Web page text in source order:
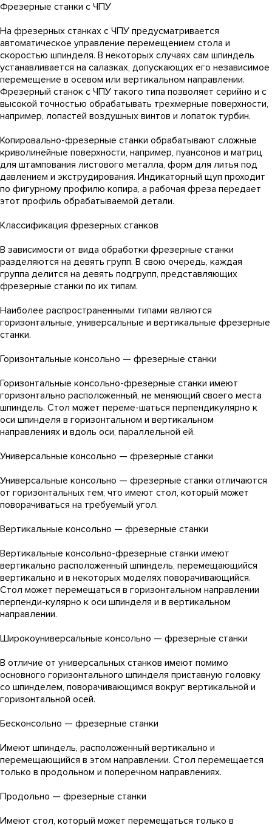
Фрезерные станки с ЧПУ
На фрезерных станках с ЧПУ предусматривается
автоматическое управление перемещением стола и
скоростью шпинделя. В некоторых случаях сам шпиндель
устанавливается на салазках, допускающих его независимое
перемещение в осевом или вертикальном направлении.
Фрезерный станок с ЧПУ такого типа позволяет серийно и с
высокой точностью обрабатывать трехмерные поверхности,
например, лопастей воздушных винтов и лопаток турбин.
Копировально-фрезерные станки обрабатывают сложные
криволинейные поверхности, например, пуансонов и матриц
для штампования листового металла, форм для литья под
давлением и экструдирования. Индикаторный щуп проходит
по фигурному профилю копира, а рабочая фреза передает
этот профиль обрабатываемой детали.
Классификация фрезерных станков
В зависимости от вида обработки фрезерные станки
разделяются на девять групп. В свою очередь, каждая
группа делится на девять подгрупп, представляющих
фрезерные станки по их типам.
Наиболее распространенными типами являются
горизонтальные, универсальные и вертикальные фрезерные
станки.
Горизонтальные консольно — фрезерные станки
Горизонтальные консольно-фрезерные станки имеют
горизонтально расположенный, не меняющий своего места
шпиндель. Стол может переме-шаться перпендикулярно к
оси шпинделя в горизонтальном и вертикальном
направлениях и вдоль оси, параллельной ей.
Универсальные консольно — фрезерные станки
Универсальные консольно — фрезерные станки отличаются
от горизонтальных тем, что имеют стол, который может
поворачиваться на требуемый угол.
Вертикальные консольно — фрезерные станки
Вертикальные консольно-фрезерные станки имеют
вертикально расположенный шпиндель, перемещающийся
вертикально и в некоторых моделях поворачивающийся.
Стол может перемещаться в горизонтальном направлении
перпенди-кулярно к оси шпинделя и в вертикальном
направлении.
Широкоуниверсальные консольно — фрезерные станки
В отличие от универсальных станков имеют помимо
основного горизонтального шпинделя приставную головку
со шпинделем, поворачивающимся вокруг вертикальной и
горизонтальной осей.
Бесконсольно — фрезерные станки
Имеют шпиндель, расположенный вертикально и
перемещающийся в этом направлении. Стол перемещается
только в продольном и поперечном направлениях.
Продольно — фрезерные станки
Имеют стол, который может перемещаться только в